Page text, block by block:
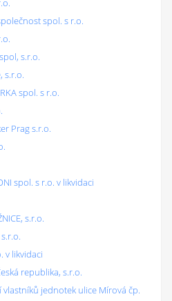
spol. s r.o.
s.r.o.
s.r.o.
spol. s r.o.
Prag s.r.o.
spol. s r.o. v likvidaci
s.r.o.
v likvidaci
republika, s.r.o.
vlastníků jednotek ulice Mírová čp.